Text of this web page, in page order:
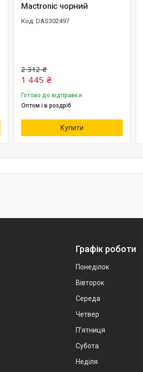
Mactronic чорний
DAS302497
2 312 ₴
1 445 ₴
Готово до відправки
Оптом і в роздріб
Купити
Графік роботи
Понеділок
Вівторок
Середа
Четвер
Пʼятниця
Субота
Неділя